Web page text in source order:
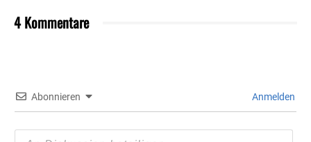
4 Kommentare
Abonnieren Anmelden